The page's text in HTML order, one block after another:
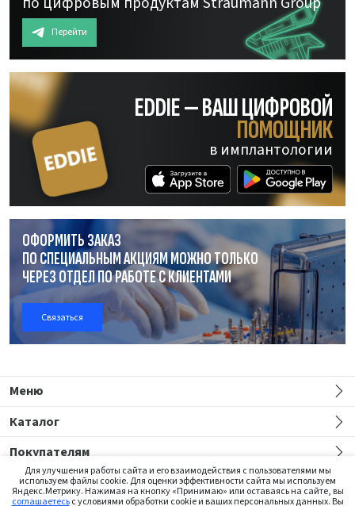
Перейти
EDDIE — ВАШ ЦИФРОВОЙ
ПОМОЩНИК
в имплантологии
ОФОРМИТЬ ЗАКАЗ
ПО СПЕЦИАЛЬНЫМ АКЦИЯМ МОЖНО ТОЛЬКО
ЧЕРЕЗ ОТДЕЛПО РАБОТЕС КЛИЕНТАМИ
Связаться
Меню
Каталог
Покупателям
Для улучшения работы сайта и его взаимодействия с пользователями мы
используем файлы cookie. Для оценки эффективности сайта мы используем
Яндекс.Метрику. Нажимая на кнопку «Принимаю» или оставаясь на сайте, вы
соглашаетесьс условиями обработки cookie и ваших персональных данных. Вы